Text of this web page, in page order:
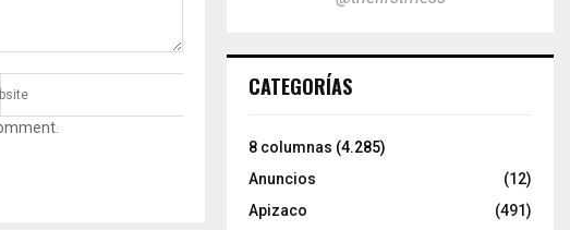
CATEGORÍAS
8 columnas (4.285)
Anuncios
(12)
Apizaco
(491)